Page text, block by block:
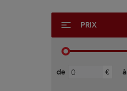
PRIX
de € à